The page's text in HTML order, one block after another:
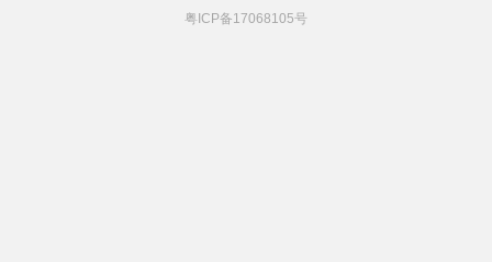
粤ICP备17068105号